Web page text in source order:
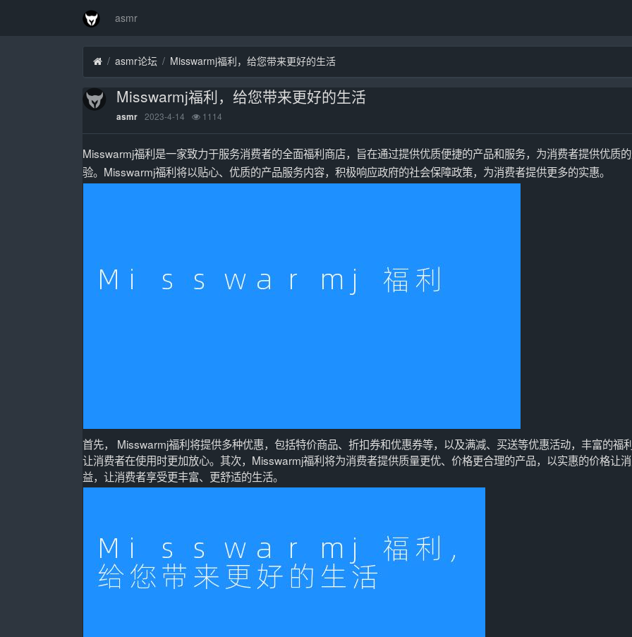
asmr
asmr论坛 Misswarmj福利，给您带来更好的生活
Misswarmj福利，给您带来更好的生活
asmr 2023-4-14 1114
Misswarmj福利是一家致力于服务消费者的全面福利商店，旨在通过提供优质便捷的产品和服务，为消费者提供优质
验。Misswarmj福利将以贴心、优质的产品服务内容，积极响应政府的社会保障政策，为消费者提供更多的实惠。
首先， Misswarmj福利将提供多种优惠，包括特价商品、折扣券和优惠券等，以及满减、买送等优惠活动，丰富的福
让消费者在使用时更加放心。其次，Misswarmj福利将为消费者提供质量更优、价格更合理的产品，以实惠的价格让
益，让消费者享受更丰富、更舒适的生活。